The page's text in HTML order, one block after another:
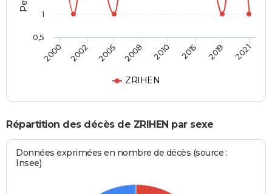
ZRIHEN
2000 2002 2005 2008 2010 2015 2019 2021
0,5
1
Répartition des décès de ZRIHEN par sexe
Données exprimées en nombre de décès (source :
Insee)